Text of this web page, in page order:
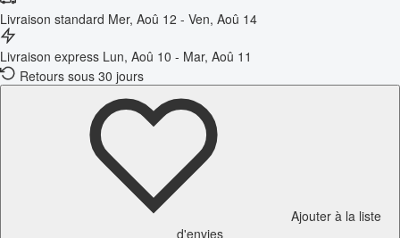
Livraison standard Mer, Aoû 12 - Ven, Aoû 14
Livraison express Lun, Aoû 10 - Mar, Aoû 11
Retours sous 30 jours
Ajouter à la liste
d'envies